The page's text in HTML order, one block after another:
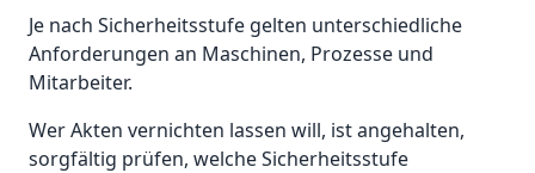
Je nach Sicherheitsstufe gelten unterschiedliche
Anforderungen an Maschinen, Prozesse und
Mitarbeiter.
Wer Akten vernichten lassen will, ist angehalten,
sorgfältig prüfen, welche Sicherheitsstufe